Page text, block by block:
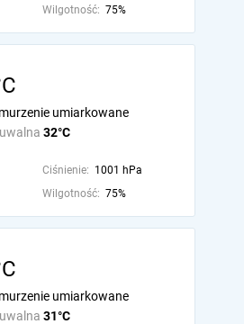
Wilgotność: 75%
32°C
umiarkowane
Ciśnienie: 1001 hPa
Wilgotność: 75%
31°C
umiarkowane